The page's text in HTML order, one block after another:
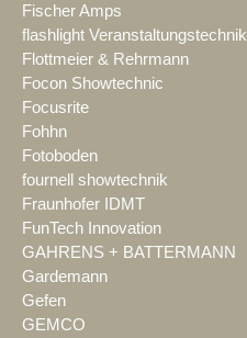
Fischer Amps
flashlight Veranstaltungstechnik
Flottmeier & Rehrmann
Focon Showtechnic
Focusrite
Fohhn
Fotoboden
fournell showtechnik
Fraunhofer IDMT
FunTech Innovation
GAHRENS + BATTERMANN
Gardemann
Gefen
GEMCO